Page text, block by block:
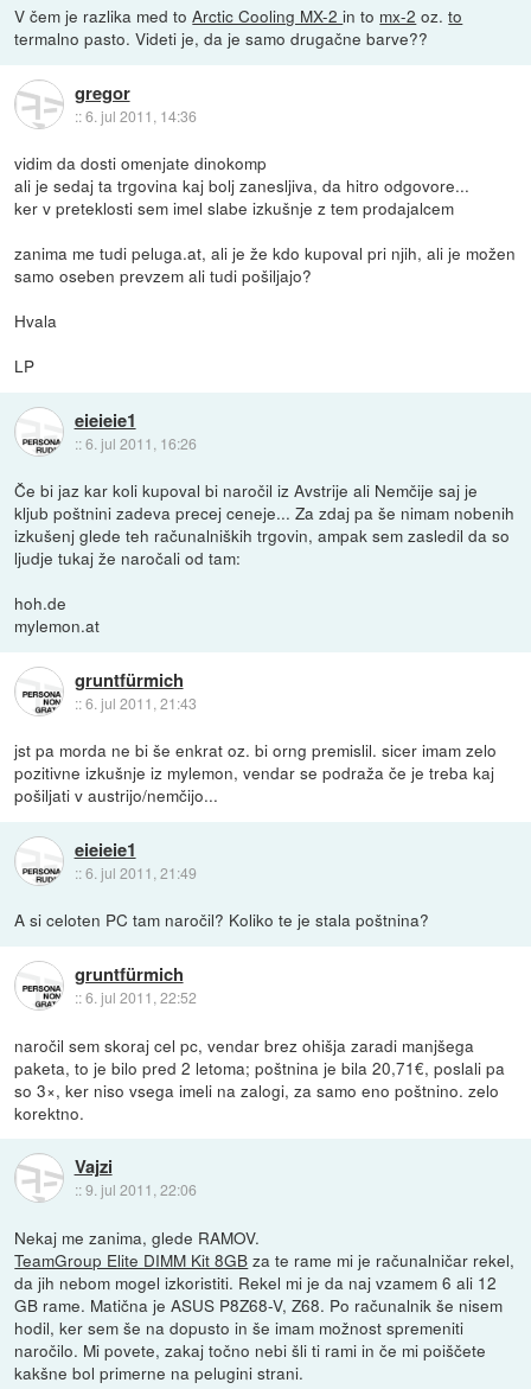
V čem je razlika med toArctic Cooling MX-2in to mx-2 oz.to
termalno pasto. Videti je, da je samo drugačne barve??
gregor
::6. jul 2011, 14:36
vidim da dosti omenjate dinokomp
ali je sedaj ta trgovina kaj bolj zanesljiva, da hitro odgovore...
ker v preteklosti sem imel slabe izkušnje z tem prodajalcem
zanima me tudi peluga.at, ali je že kdo kupoval pri njih, ali je možen
samo oseben prevzem ali tudi pošiljajo?
Hvala
LP
eieieie1
::6. jul 2011, 16:26
Če bi jaz kar koli kupoval bi naročil iz Avstrije ali Nemčije saj je
kljub poštnini zadeva precej ceneje... Za zdaj pa še nimam nobenih
izkušenj glede teh računalniških trgovin, ampak sem zasledil da so
ljudje tukaj že naročali od tam:
hoh.de
mylemon.at
gruntfürmich
::6. jul 2011, 21:43
jst pa morda ne bi še enkrat oz. bi orng premislil. sicer imam zelo
pozitivne izkušnje iz mylemon, vendar se podraža če je treba kaj
pošiljati v austrijo/nemčijo...
eieieie1
::6. jul 2011, 21:49
A si celoten PC tam naročil? Koliko te je stala poštnina?
gruntfürmich
::6. jul 2011, 22:52
naročil sem skoraj cel pc, vendar brez ohišja zaradi manjšega
paketa, to je bilo pred 2 letoma; poštnina je bila 20,71€, poslali pa
so 3×, ker niso vsega imeli na zalogi, za samo eno poštnino. zelo
korektno.
Vajzi
::9. jul 2011, 22:06
Nekaj me zanima, glede RAMOV.
TeamGroup Elite DIMM Kit 8GB za te rame mi je računalničar rekel,
da jih nebom mogel izkoristiti. Rekel mi je da naj vzamem 6 ali 12
GB rame. Matična je ASUS P8Z68-V, Z68. Po računalnik še nisem
hodil, ker sem še na dopusto in še imam možnost spremeniti
naročilo. Mi povete, zakaj točno nebi šli ti rami in če mi poiščete
kakšne bol primerne na pelugini strani.